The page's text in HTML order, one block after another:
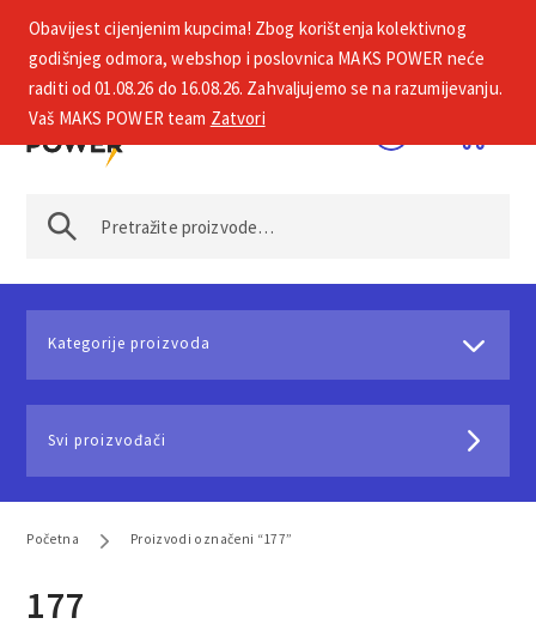
+385 1 2002 575
Kategorije proizvoda
Svi proizvođači
Početna Proizvodi označeni “177”
177
Obavijest cijenjenim kupcima! Zbog korištenja kolektivnog
godišnjeg odmora, webshop i poslovnica MAKS POWER neće
raditi od 01.08.26 do 16.08.26. Zahvaljujemo se na razumijevanju.
Vaš MAKS POWER team Zatvori